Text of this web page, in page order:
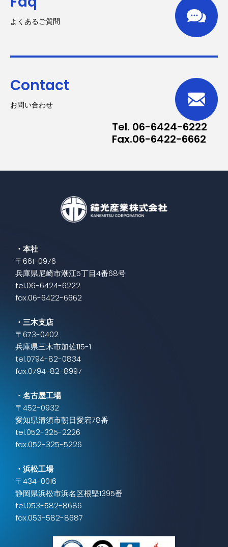
よくあるご質問
Contact
お問い合わせ
Tel. 06-6424-6222
Fax.06-6422-6662
・本社
〒661-0976
兵庫県尼崎市潮江5丁目4番68号
tel.06-6424-6222
fax.06-6422-6662
・三木支店
〒673-0402
兵庫県三木市加佐115-1
tel.0794-82-0834
fax.0794-82-8997
・名古屋工場
〒452-0932
愛知県清須市朝日愛宕78番
tel.052-325-2226
fax.052-325-5226
・浜松工場
〒434-0016
静岡県浜松市浜名区根堅1395番
tel.053-582-8686
fax.053-582-8687